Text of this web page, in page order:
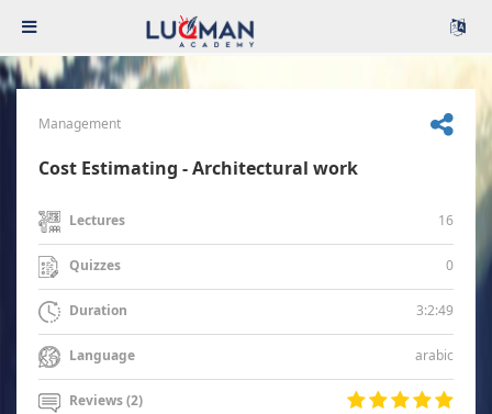
Management
Cost Estimating - Architectural work
Lectures 16
Quizzes 0
Duration 3:2:49
Language arabic
Reviews (2)